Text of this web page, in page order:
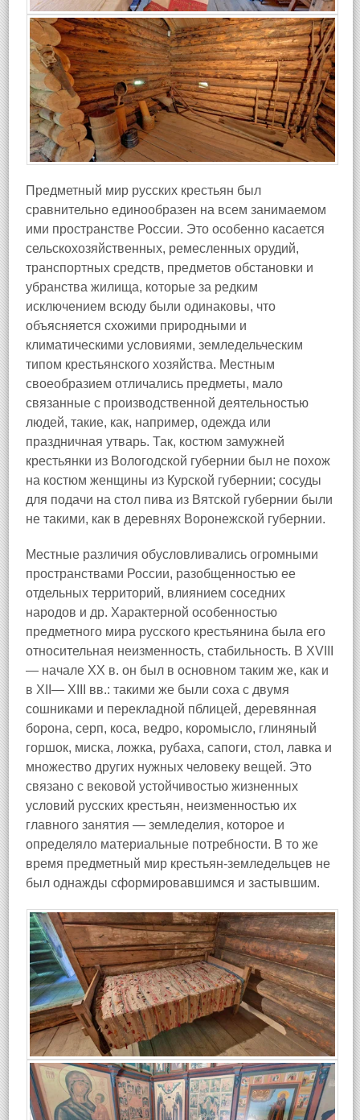
Предметный мир русских крестьян был
сравнительно единообразен на всем занимаемом
ими пространстве России. Это особенно касается
сельскохозяйственных, ремесленных орудий,
транспортных средств, предметов обстановки и
убранства жилища, которые за редким
исключением всюду были одинаковы, что
объясняется схожими природными и
климатическими условиями, земледельческим
типом крестьянского хозяйства. Местным
своеобразием отличались предметы, мало
связанные с производственной деятельностью
людей, такие, как, например, одежда или
праздничная утварь. Так, костюм замужней
крестьянки из Вологодской губернии был не похож
на костюм женщины из Курской губернии; сосуды
для подачи на стол пива из Вятской губернии были
не такими, как в деревнях Воронежской губернии.
Местные различия обусловливались огромными
пространствами России, разобщенностью ее
отдельных территорий, влиянием соседних
народов и др. Характерной особенностью
предметного мира русского крестьянина была его
относительная неизменность, стабильность. В XVIII
— начале XX в. он был в основном таким же, как и
в XII— XIII вв.: такими же были соха с двумя
сошниками и перекладной пблицей, деревянная
борона, серп, коса, ведро, коромысло, глиняный
горшок, миска, ложка, рубаха, сапоги, стол, лавка и
множество других нужных человеку вещей. Это
связано с вековой устойчивостью жизненных
условий русских крестьян, неизменностью их
главного занятия — земледелия, которое и
определяло материальные потребности. В то же
время предметный мир крестьян-земледельцев не
был однажды сформировавшимся и застывшим.